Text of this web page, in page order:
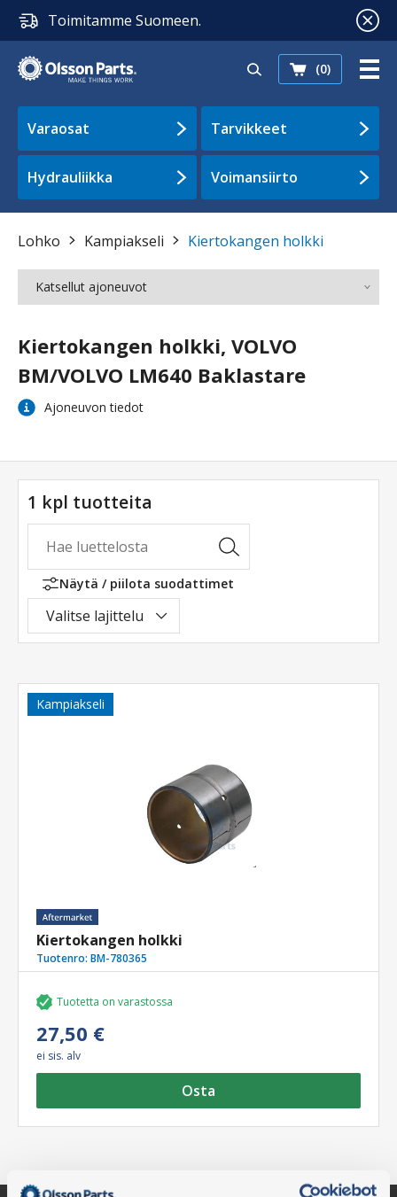
Toimitamme Suomeen.
(0)
Varaosat Tarvikkeet
Hydrauliikka Voimansiirto
Lohko Kampiakseli Kiertokangen holkki
Katsellut ajoneuvot
Kiertokangen holkki, VOLVO
BM/VOLVO LM640 Baklastare
Ajoneuvon tiedot
1 kpl tuotteita
Näytä / piilota suodattimet
Valitse lajittelu
Kampiakseli
Kiertokangen holkki
Tuotenro: BM-780365
Tuotetta on varastossa
27,50 €
ei sis. alv
Osta